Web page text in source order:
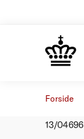
Forside
13/04696